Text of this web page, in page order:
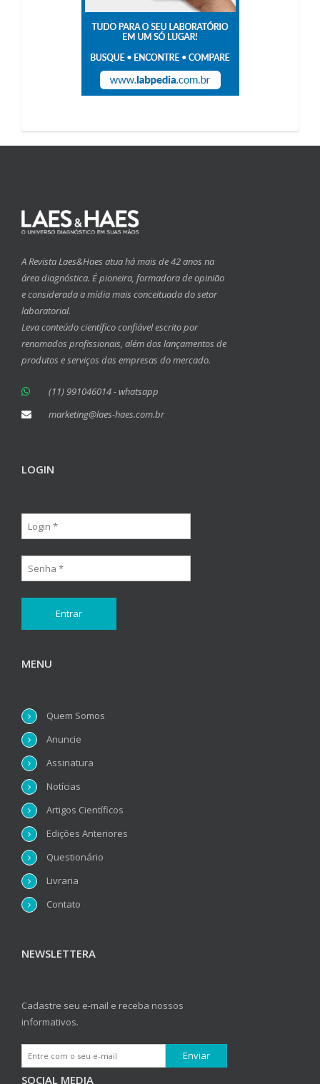
A Revista Laes&Haes atua há mais de 42 anos na
área diagnóstica. É pioneira, formadora de opinião
e considerada a mídia mais conceituada do setor
laboratorial.
Leva conteúdo científico confiável escrito por
renomados profissionais, além dos lançamentos de
produtos e serviços das empresas do mercado.
(11) 991046014 - whatsapp
marketing@laes-haes.com.br
LOGIN
MENU
Quem Somos
Anuncie
Assinatura
Notícias
Artigos Científicos
Edições Anteriores
Questionário
Livraria
Contato
NEWSLETTERA
Cadastre seu e-mail e receba nossos
informativos.
SOCIAL MEDIA